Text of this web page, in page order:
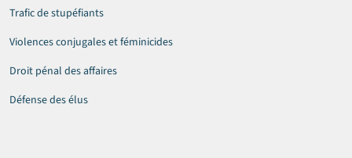
Trafic de stupéfiants
Violences conjugales et féminicides
Droit pénal des affaires
Défense des élus